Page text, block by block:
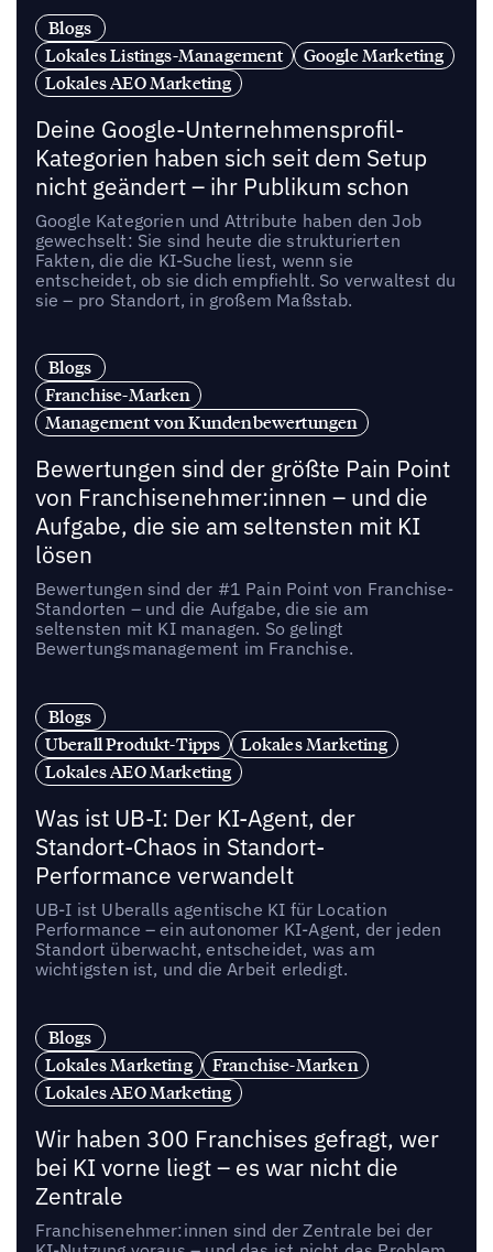
Blogs
Lokales Listings-Management
Google Marketing
Lokales AEO Marketing
Deine Google-Unternehmensprofil-
Kategorien haben sich seit dem Setup
nicht geändert – ihr Publikum schon
Google Kategorien und Attribute haben den Job
gewechselt: Sie sind heute die strukturierten
Fakten, die die KI-Suche liest, wenn sie
entscheidet, ob sie dich empfiehlt. So verwaltest du
sie – pro Standort, in großem Maßstab.
Blogs
Franchise-Marken
Management von Kundenbewertungen
Bewertungen sind der größte Pain Point
von Franchisenehmer:innen – und die
Aufgabe, die sie am seltensten mit KI
lösen
Bewertungen sind der #1 Pain Point von Franchise-
Standorten – und die Aufgabe, die sie am
seltensten mit KI managen. So gelingt
Bewertungsmanagement im Franchise.
Blogs
Uberall Produkt-Tipps
Lokales Marketing
Lokales AEO Marketing
Was ist UB-I: Der KI-Agent, der
Standort-Chaos in Standort-
Performance verwandelt
UB-I ist Uberalls agentische KI für Location
Performance – ein autonomer KI-Agent, der jeden
Standort überwacht, entscheidet, was am
wichtigsten ist, und die Arbeit erledigt.
Blogs
Lokales Marketing
Franchise-Marken
Lokales AEO Marketing
Wir haben 300 Franchises gefragt, wer
bei KI vorne liegt – es war nicht die
Zentrale
Franchisenehmer:innen sind der Zentrale bei der